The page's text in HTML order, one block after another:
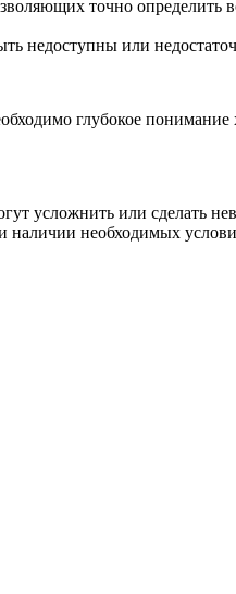
точно
недоступны или
глубокое
усложнить или сделать
необходимых